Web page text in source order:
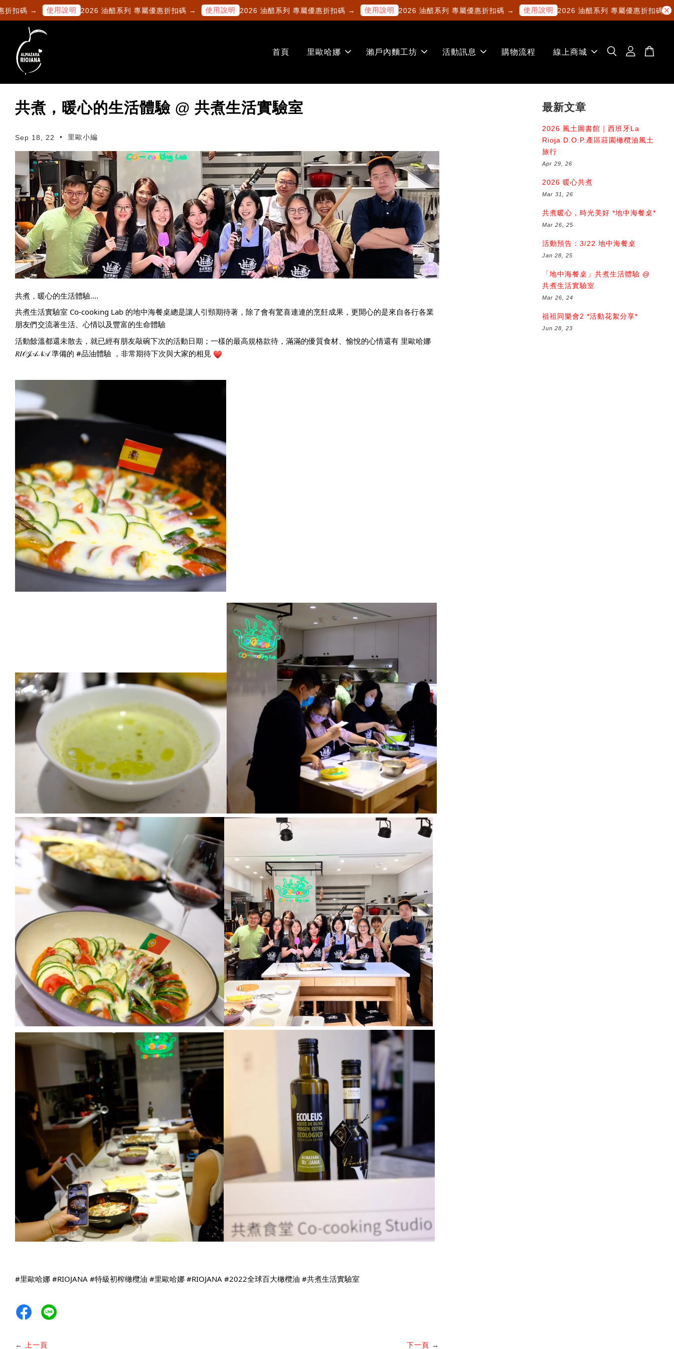
碼 → 使用說明 2026 油醋系列 專屬優惠折扣碼 → 使用說明 2026 油醋系列 專屬優惠折扣碼 → 使用說明 2026 油醋系列 專屬優惠折扣碼 → 使用說明 2026 油醋系列 專屬優惠折扣碼 → 使
首頁 里歐哈娜 瀨戶內麵工坊 活動訊息 購物流程 線上商城
共煮，暖心的生活體驗 @ 共煮生活實驗室
Sep 18, 22 • 里歐小編
共煮，暖心的生活體驗....
共煮生活實驗室 Co-cooking Lab 的地中海餐桌總是讓人引頸期待著，除了會有驚喜連連的烹飪成果，更開心的是來自各行各業
朋友們交流著生活、心情以及豐富的生命體驗
活動餘溫都還未散去，就已經有朋友敲碗下次的活動日期；一樣的最高規格款待，滿滿的優質食材、愉悅的心情還有 里歐哈娜
𝑅𝐼𝒪𝒥𝒜𝒩𝒜 準備的 #品油體驗 ，非常期待下次與大家的相見
#里歐哈娜 #RIOJANA #特級初榨橄欖油 #里歐哈娜 #RIOJANA #2022全球百大橄欖油 #共煮生活實驗室
← 上一頁 下一頁 →
最新文章
2026 風土圖書館｜西班牙La
Rioja D.O.P.產區莊園橄欖油風土
旅行
Apr 29, 26
2026 暖心共煮
Mar 31, 26
共煮暖心，時光美好 *地中海餐桌*
Mar 26, 25
活動預告：3/22 地中海餐桌
Jan 28, 25
「地中海餐桌」共煮生活體驗 @
共煮生活實驗室
Mar 26, 24
祖祖同樂會2 *活動花絮分享*
Jun 28, 23